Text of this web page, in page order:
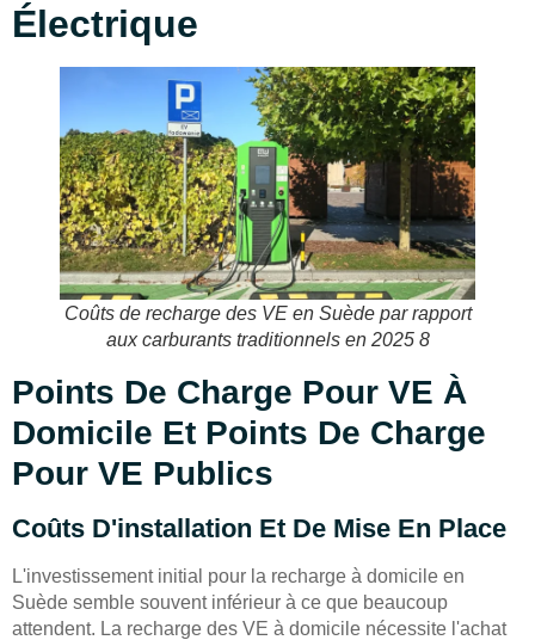
Électrique
Coûts de recharge des VE en Suède par rapport
aux carburants traditionnels en 2025 8
Points De Charge Pour VE À
Domicile Et Points De Charge
Pour VE Publics
Coûts D'installation Et De Mise En Place
L'investissement initial pour la recharge à domicile en
Suède semble souvent inférieur à ce que beaucoup
attendent. La recharge des VE à domicile nécessite l'achat